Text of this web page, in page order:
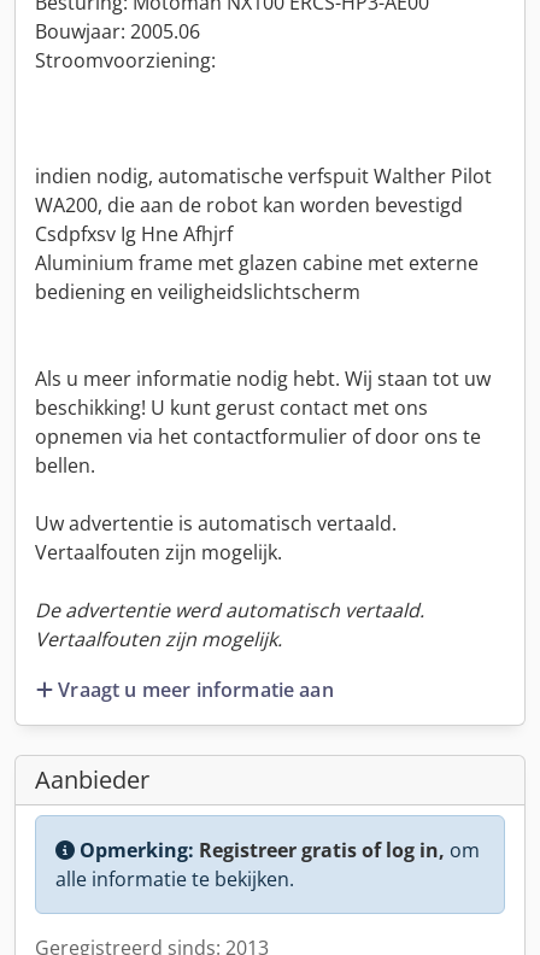
Bouwjaar: 2005.06
Stroomvoorziening:
indien nodig, automatische verfspuit Walther Pilot
WA200, die aan de robot kan worden bevestigd
Csdpfxsv Ig Hne Afhjrf
Aluminium frame met glazen cabine met externe
bediening en veiligheidslichtscherm
Als u meer informatie nodig hebt. Wij staan tot uw
beschikking! U kunt gerust contact met ons
opnemen via het contactformulier of door ons te
bellen.
Uw advertentie is automatisch vertaald.
Vertaalfouten zijn mogelijk.
De advertentie werd automatisch vertaald.
Vertaalfouten zijn mogelijk.
Vraagt u meer informatie aan
Aanbieder
Opmerking: Registreer gratis of log in, om
alle informatie te bekijken.
Geregistreerd sinds: 2013